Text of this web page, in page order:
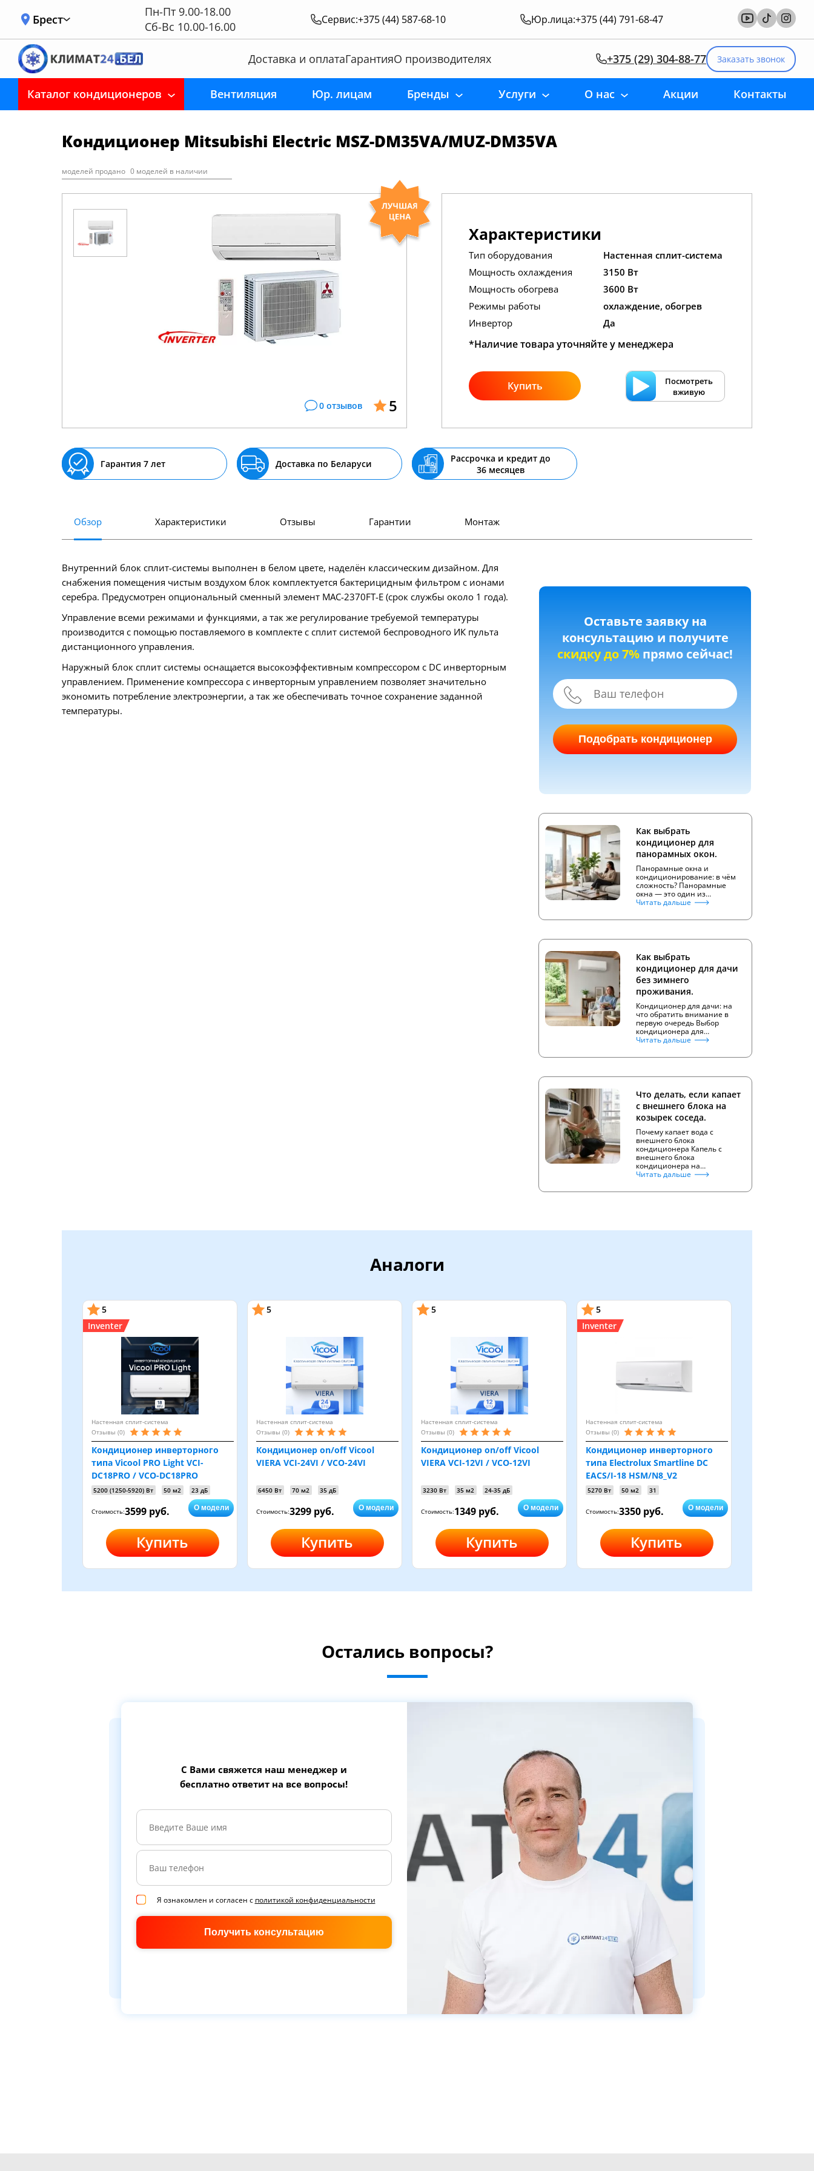
Брест
Пн-Пт 9.00-18.00
Сб-Вс 10.00-16.00
Сервис:+375 (44) 587-68-10 Юр.лица:+375 (44) 791-68-47
Доставка и оплатаГарантияО производителях +375 (29) 304-88-77 Заказать звонок
Каталог кондиционеров Вентиляция Юр. лицам Бренды Услуги О нас Акции Контакты
Кондиционер Mitsubishi Electric MSZ-DM35VA/MUZ-DM35VA
моделей продано 0 моделей в наличии
0 отзывов 5
Характеристики
Тип оборудования
Настенная сплит-система
Мощность охлаждения
3150 Вт
Мощность обогрева
3600 Вт
Режимы работы
охлаждение, обогрев
Инвертор
Да
*Наличие товара уточняйте у менеджера
Купить
Посмотреть
вживую
Гарантия 7 лет Доставка по Беларуси
Рассрочка и кредит до
36 месяцев
Обзор Характеристики Отзывы Гарантии Монтаж
Внутренний блок сплит-системы выполнен в белом цвете, наделён классическим дизайном. Для
снабжения помещения чистым воздухом блок комплектуется бактерицидным фильтром с ионами
серебра. Предусмотрен опциональный сменный элемент MAC-2370FT-E (срок службы около 1 года).
Управление всеми режимами и функциями, а так же регулирование требуемой температуры
производится с помощью поставляемого в комплекте с сплит системой беспроводного ИК пульта
дистанционного управления.
Наружный блок сплит системы оснащается высокоэффективным компрессором с DC инверторным
управлением. Применение компрессора с инверторным управлением позволяет значительно
экономить потребление электроэнергии, а так же обеспечивать точное сохранение заданной
температуры.
Оставьте заявку на
консультацию и получите
скидку до 7% прямо сейчас!
Подобрать кондиционер
Как выбрать
кондиционер для
панорамных окон.
Панорамные окна и
кондиционирование: в чём
сложность? Панорамные
окна — это один из…
Читать дальше
Как выбрать
кондиционер для дачи
без зимнего
проживания.
Кондиционер для дачи: на
что обратить внимание в
первую очередь Выбор
кондиционера для…
Читать дальше
Что делать, если капает
с внешнего блока на
козырек соседа.
Почему капает вода с
внешнего блока
кондиционера Капель с
внешнего блока
кондиционера на…
Читать дальше
Аналоги
5
Inventer
Настенная сплит-система
Отзывы (0)
Кондиционер инверторного
типа Vicool PRO Light VCI-
DC18PRO / VCO-DC18PRO
5200 (1250-5920) Вт 50 м2 23 дБ
Стоимость:3599 руб. О модели
Купить
5
Настенная сплит-система
Отзывы (0)
Кондиционер on/off Vicool
VIERA VCI-24VI / VCO-24VI
6450 Вт 70 м2 35 дБ
Стоимость:3299 руб. О модели
Купить
5
Настенная сплит-система
Отзывы (0)
Кондиционер on/off Vicool
VIERA VCI-12VI / VCO-12VI
3230 Вт 35 м2 24-35 дБ
Стоимость:1349 руб. О модели
Купить
5
Inventer
Настенная сплит-система
Отзывы (0)
Кондиционер инверторного
типа Electrolux Smartline DC
EACS/I-18 HSM/N8_V2
5270 Вт 50 м2 31
Стоимость:3350 руб. О модели
Купить
Остались вопросы?
С Вами свяжется наш менеджер и
бесплатно ответит на все вопросы!
Я ознакомлен и согласен с политикой конфиденциальности
Получить консультацию